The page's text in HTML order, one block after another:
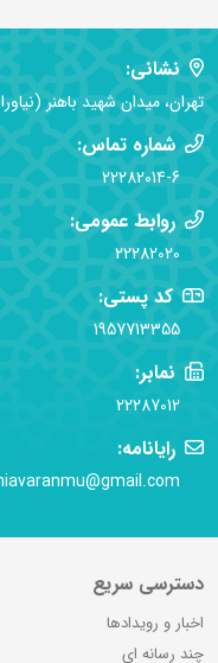
نشانی:
تهران، میدان شهید باهنر
شماره تماس:
22282014-6
روابط عمومی:
22282020
کد پستی:
1957713355
نمابر:
22287012
رایانامه:
دسترسی سریع
اخبار و رویدادها
چند رسانه ای